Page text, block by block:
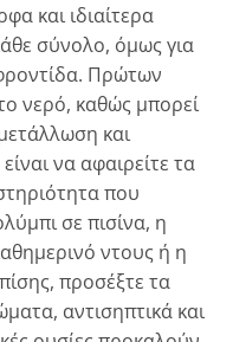
και ιδιαίτερα
σύνολο, όμως για
Πρώτων
νερό, καθώς μπορεί
και
να αφαιρείτε τα
που
σε πισίνα, η
ντους ή η
προσέξτε τα
αντισηπτικά και